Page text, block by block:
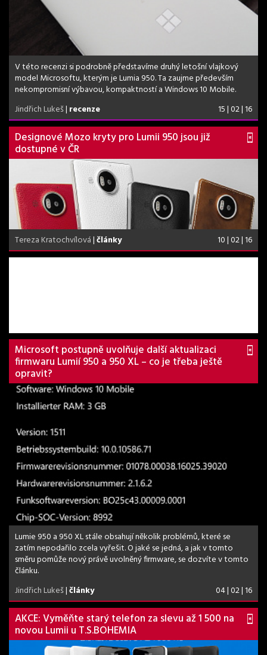
V této recenzi si podrobně představíme druhý letošní vlajkový
model Microsoftu, kterým je Lumia 950. Ta zaujme především
nekompromisní výbavou, kompaktností a Windows 10 Mobile.
Jindřich Lukeš| recenze 15 | 02 | 16
Designové Mozo kryty pro Lumii 950 jsou již
dostupné v ČR
Tereza Kratochvílová|články 10 | 02 | 16
Microsoft postupně uvolňuje další aktualizaci
firmwaru Lumií 950 a 950 XL – co je třeba ještě
opravit?
Lumie 950 a 950 XL stále obsahují několik problémů, které se
zatím nepodařilo zcela vyřešit. O jaké se jedná, a jak v tomto
směru pomůže nový právě uvolněný firmware, se dozvíte v tomto
článku.
Jindřich Lukeš|články 04 | 02 | 16
AKCE: Vyměňte starý telefon za slevu až 1 500 na
novou Lumii u T.S.BOHEMIA